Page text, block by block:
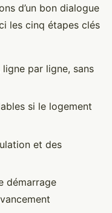
d’un bon dialogue
les cinq étapes clés
par ligne, sans
si le logement
et des
démarrage